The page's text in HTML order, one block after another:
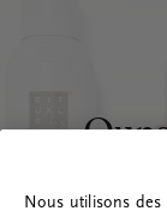
nous
Nous utilisons des